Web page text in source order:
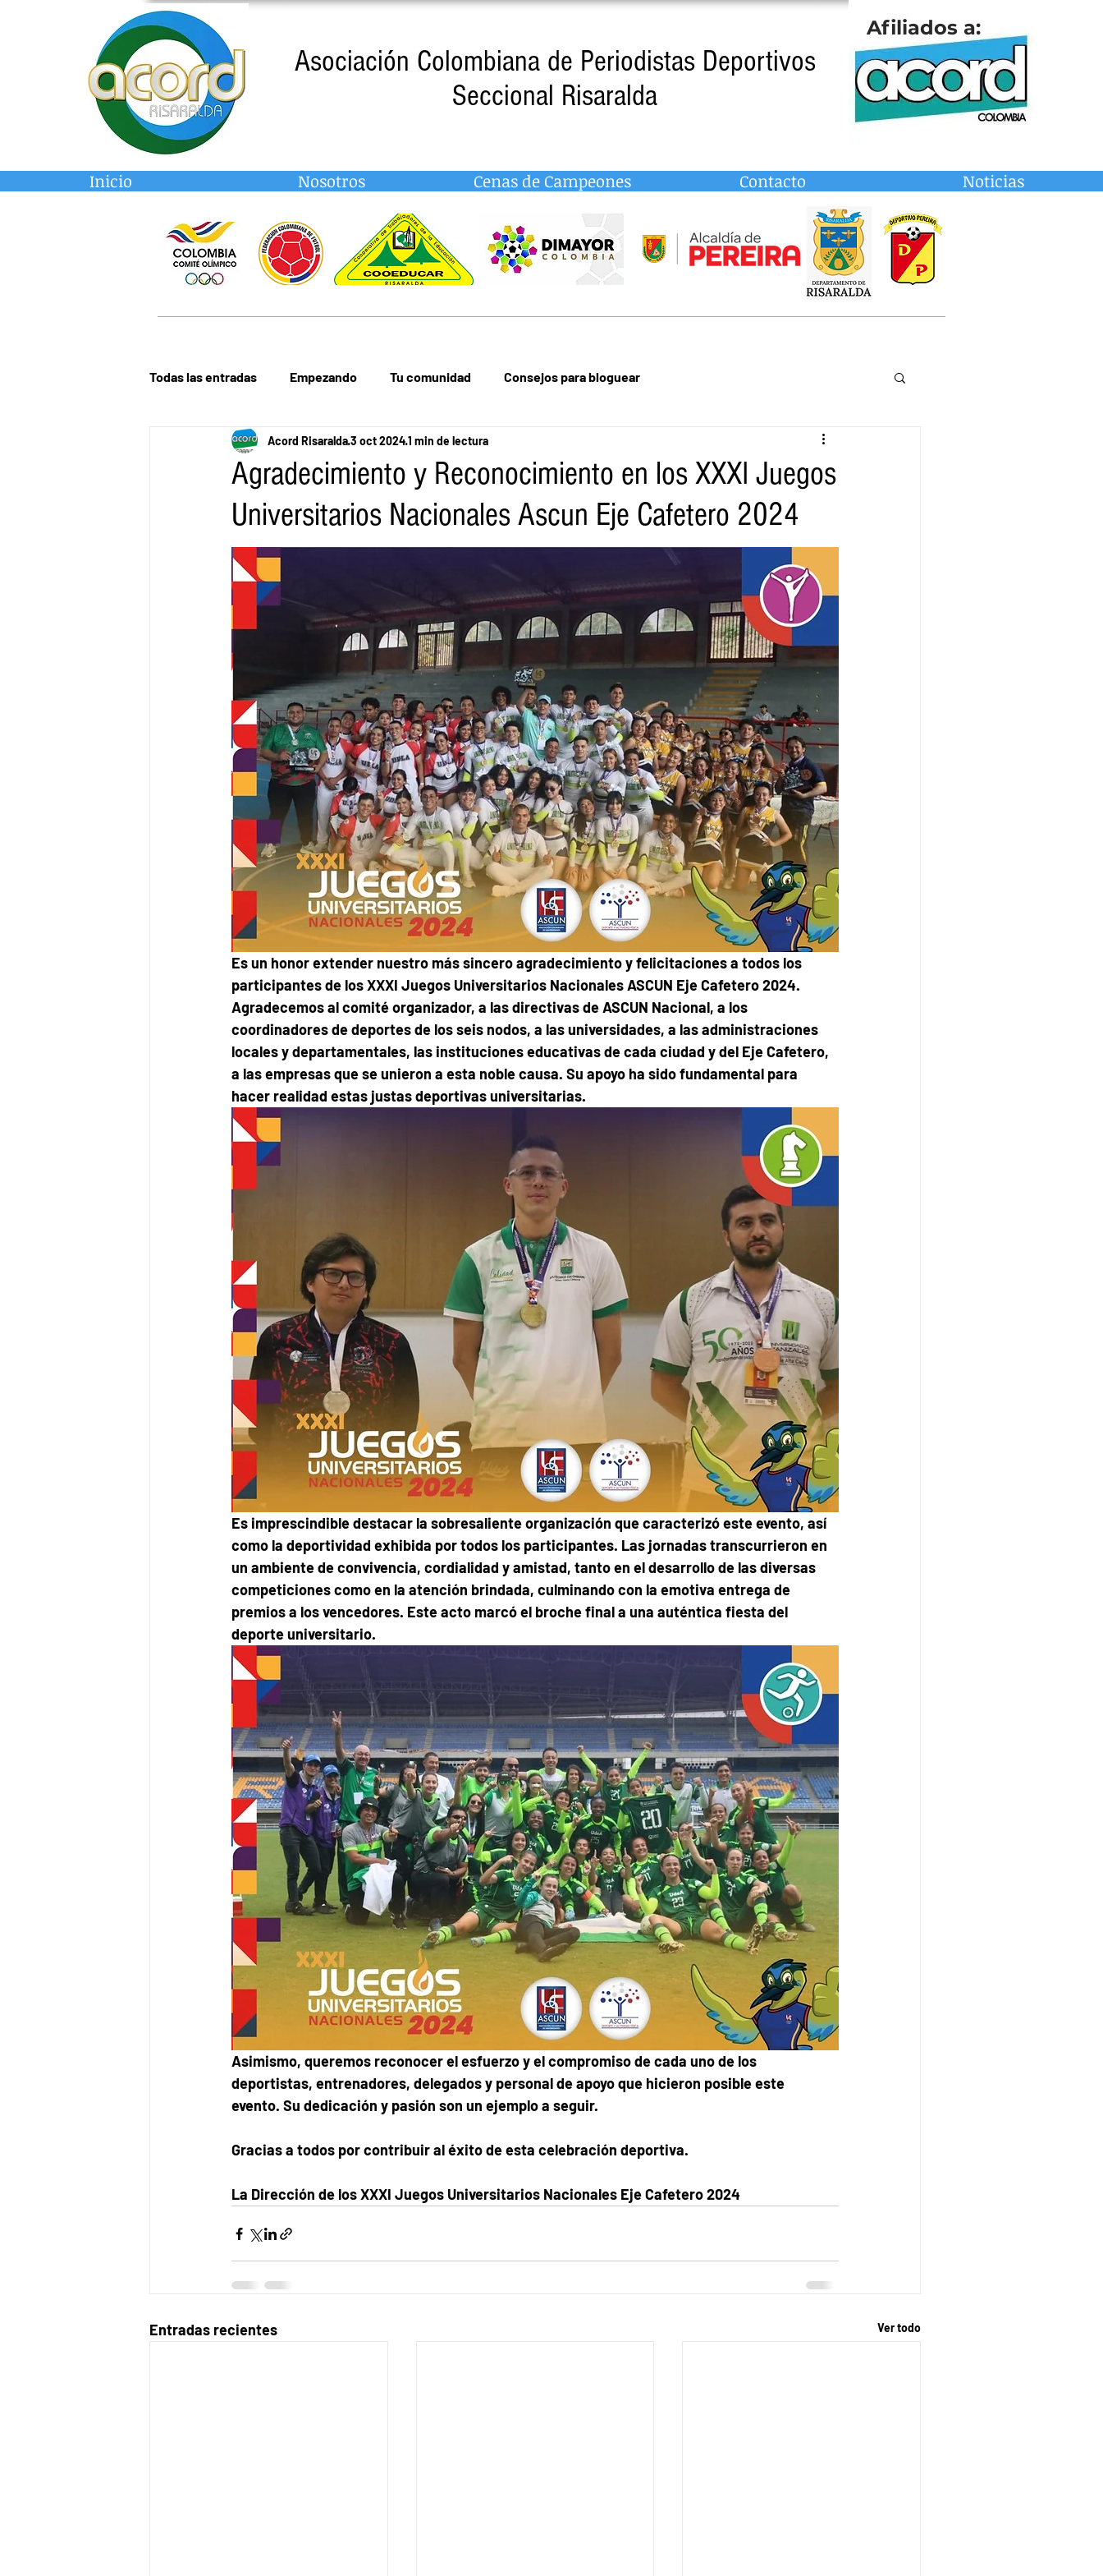
Asociación Colombiana de Periodistas Deportivos
Seccional Risaralda
Afiliados a:
Inicio Nosotros Cenas de Campeones Contacto Noticias
Todas las entradas Empezando Tu comunidad Consejos para bloguear
Agradecimiento y Reconocimiento en los XXXI Juegos
Universitarios Nacionales Ascun Eje Cafetero 2024
Acord Risaralda3 oct 20241 min de lectura
Es un honor extender nuestro más sincero agradecimiento y felicitaciones a todos los
participantes de los XXXI Juegos Universitarios Nacionales ASCUN Eje Cafetero 2024.
Agradecemos al comité organizador, a las directivas de ASCUN Nacional, a los
coordinadores de deportes de los seis nodos, a las universidades, a las administraciones
locales y departamentales, las instituciones educativas de cada ciudad y del Eje Cafetero,
a las empresas que se unieron a esta noble causa. Su apoyo ha sido fundamental para
hacer realidad estas justas deportivas universitarias.
Es imprescindible destacar la sobresaliente organización que caracterizó este evento, así
como la deportividad exhibida por todos los participantes. Las jornadas transcurrieron en
un ambiente de convivencia, cordialidad y amistad, tanto en el desarrollo de las diversas
competiciones como en la atención brindada, culminando con la emotiva entrega de
premios a los vencedores. Este acto marcó el broche final a una auténtica fiesta del
deporte universitario.
Asimismo, queremos reconocer el esfuerzo y el compromiso de cada uno de los
deportistas, entrenadores, delegados y personal de apoyo que hicieron posible este
evento. Su dedicación y pasión son un ejemplo a seguir.
Gracias a todos por contribuir al éxito de esta celebración deportiva.
La Dirección de los XXXI Juegos Universitarios Nacionales Eje Cafetero 2024
Entradas recientes Ver todo